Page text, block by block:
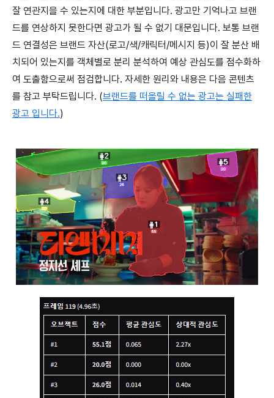
잘 연관지을 수 있는지에 대한 부분입니다. 광고만 기억나고 브랜
드를 연상하지 못한다면 광고가 될 수 없기 대문입니다. 보통 브랜
드 연결성은 브랜드 자산(로고/색/캐릭터/메시지 등)이 잘 분산 배
치되어 있는지를 객체별로 분리 분석하여 예상 관심도를 점수화하
여 도출함으로써 점검합니다. 자세한 원리와 내용은 다음 콘텐츠
를 참고 부탁드립니다. (브랜드를 떠올릴 수 없는 광고는 실패한
광고 입니다.)